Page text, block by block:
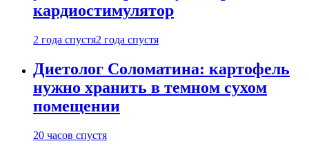
кардиостимулятор
2 года спустя2 года спустя
Диетолог Соломатина: картофель
нужно хранить в темном сухом
помещении
20 часов спустя